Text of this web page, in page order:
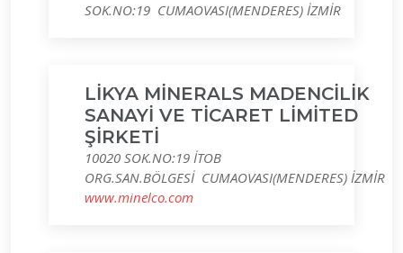
SOK.NO:19 CUMAOVASI(MENDERES) İZMİR
LİKYA MİNERALS MADENCİLİK
SANAYİ VE TİCARET LİMİTED
ŞİRKETİ
10020 SOK.NO:19 İTOB
ORG.SAN.BÖLGESİ CUMAOVASI(MENDERES) İZMİR
www.minelco.com